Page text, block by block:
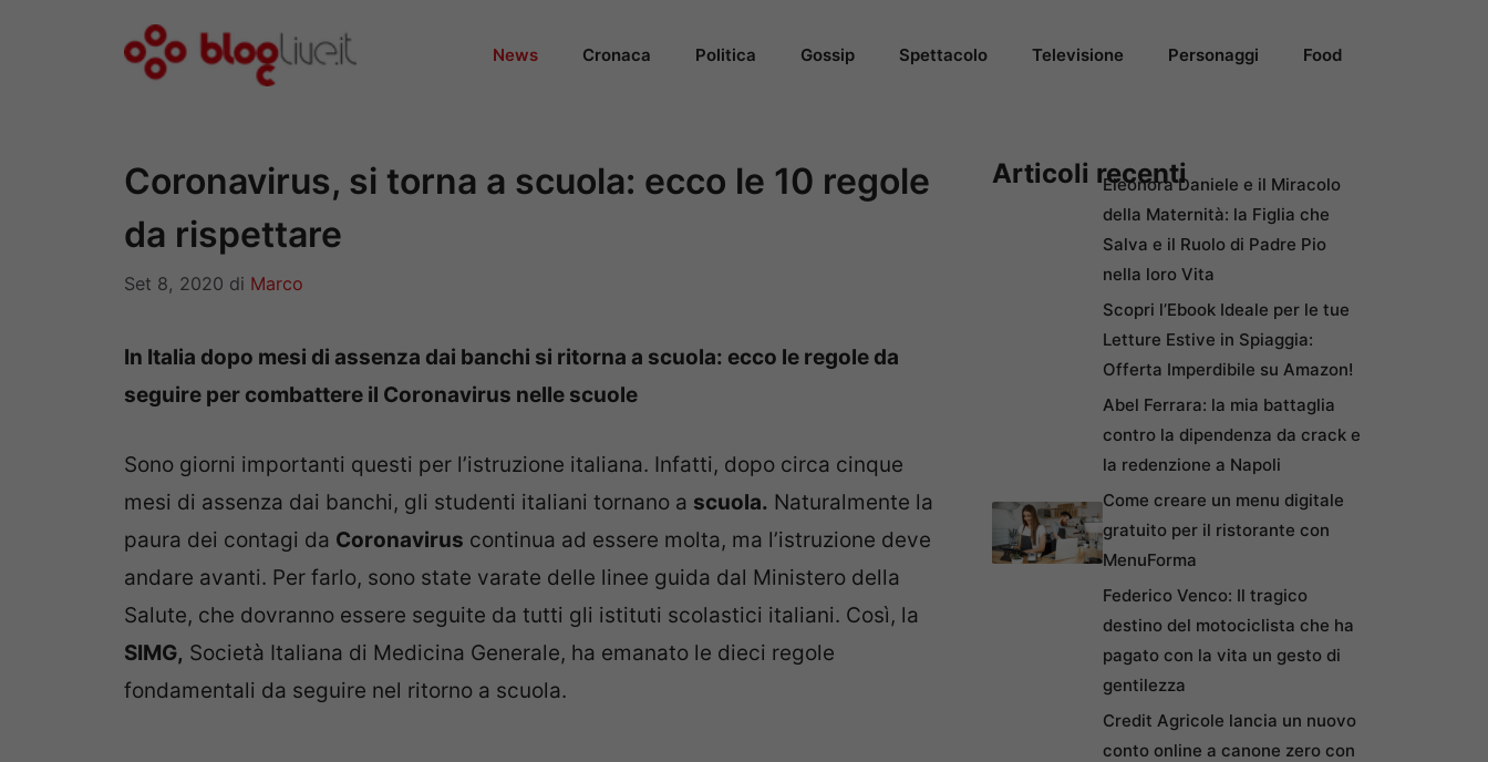
News Cronaca Politica Gossip Spettacolo Televisione Personaggi Food
Coronavirus, si torna a scuola: ecco le 10 regole
da rispettare
Set 8, 2020 di Marco
In Italia dopo mesi di assenza dai banchi si ritorna a scuola: ecco le regole da
seguire per combattere il Coronavirus nelle scuole
Sono giorni importanti questi per l’istruzione italiana. Infatti, dopo circa cinque
mesi di assenza dai banchi, gli studenti italiani tornano a scuola. Naturalmente la
paura dei contagi da Coronavirus continua ad essere molta, ma l’istruzione deve
andare avanti. Per farlo, sono state varate delle linee guida dal Ministero della
Salute, che dovranno essere seguite da tutti gli istituti scolastici italiani. Così, la
SIMG, Società Italiana di Medicina Generale, ha emanato le dieci regole
fondamentali da seguire nel ritorno a scuola.
Articoli recentiEleonora Daniele e il Miracolo
della Maternità: la Figlia che
Salva e il Ruolo di Padre Pio
nella loro Vita
Scopri l’Ebook Ideale per le tue
Letture Estive in Spiaggia:
Offerta Imperdibile su Amazon!
Abel Ferrara: la mia battaglia
contro la dipendenza da crack e
la redenzione a Napoli
Come creare un menu digitale
gratuito per il ristorante con
MenuForma
Federico Venco: Il tragico
destino del motociclista che ha
pagato con la vita un gesto di
gentilezza
Credit Agricole lancia un nuovo
conto online a canone zero con